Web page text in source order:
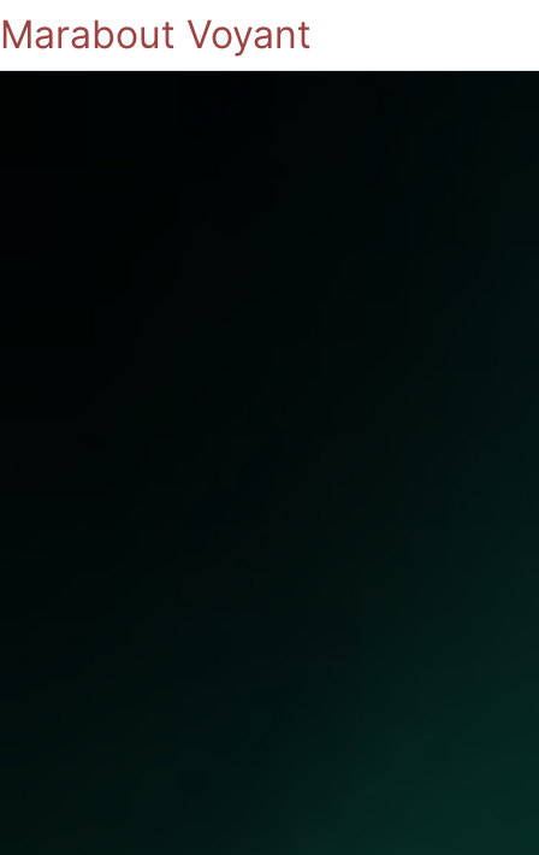
Marabout Voyant